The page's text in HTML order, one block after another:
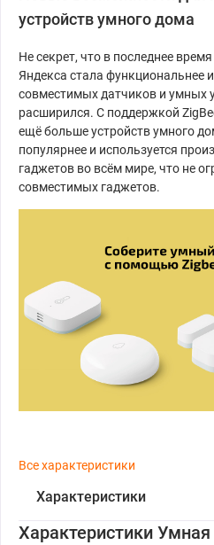
устройств умного дома
Не секрет, что в последнее
Яндекса стала функциональнее
совместимых датчиков и умных
расширился. С поддержкой
ещё больше устройств умного
популярнее и используется
гаджетов во всём мире, что не
совместимых гаджетов.
Все характеристики
Характеристики
Характеристики